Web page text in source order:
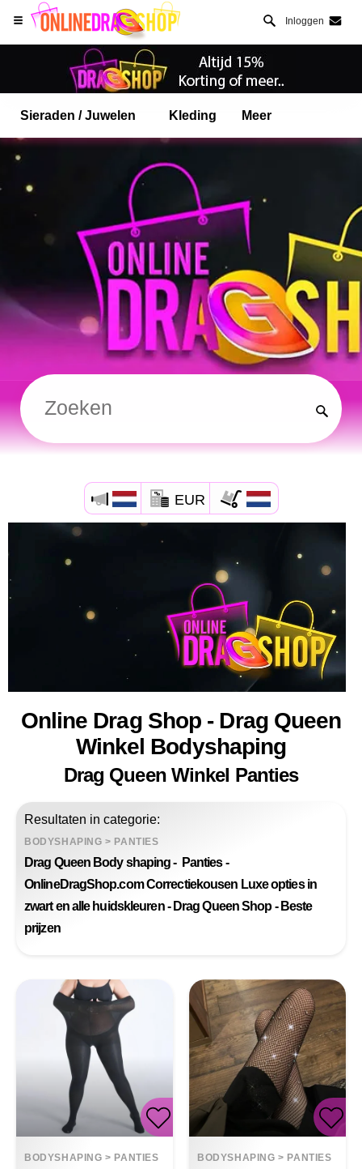
Inloggen
Sieraden / Juwelen Kleding Meer
EUR
Online Drag Shop - Drag Queen
Winkel Bodyshaping
Drag Queen Winkel Panties
Resultaten in categorie:
BODYSHAPING > PANTIES
Drag Queen Body shaping - Panties -
OnlineDragShop.com Correctiekousen Luxe opties in
zwart en alle huidskleuren - Drag Queen Shop - Beste
prijzen
BODYSHAPING > PANTIES BODYSHAPING > PANTIES
Open Safari menu.
of klik de safari knop zoals hiernaast getoont
en klik TOEVOEGEN AAN BUREAUBLAD
onlinedragshop is nu geinstalleeerd als APP